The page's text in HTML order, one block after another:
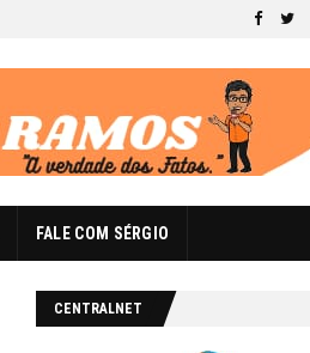
FALE COM SÉRGIO
CENTRALNET